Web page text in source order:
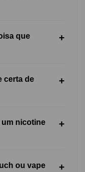
que
certa de
nicotine
ou vape